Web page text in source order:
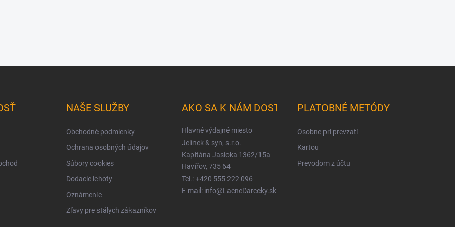
NAŠE SLUŽBY
Obchodné podmienky
Ochrana osobných údajov
Súbory cookies
Dodacie lehoty
Oznámenie
Zľavy pre stálych zákazníkov
AKO SA K NÁM DOSTANETE
Hlavné výdajné miesto
Jelínek & syn, s.r.o.
Kapitána Jasioka 1362/15a
Havířov, 735 64
Tel.: +420 555 222 096
E-mail: info@LacneDarceky.sk
PLATOBNÉ METÓDY
Osobne pri prevzatí
Kartou
Prevodom z účtu